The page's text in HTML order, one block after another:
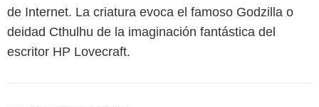
de Internet. La criatura evoca el famoso Godzilla o
deidad Cthulhu de la imaginación fantástica del
escritor HP Lovecraft.